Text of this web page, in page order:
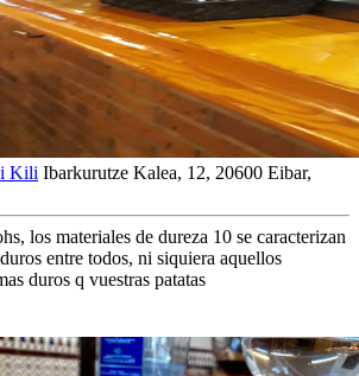
Kili Ibarkurutze Kalea, 12, 20600 Eibar,
los materiales de dureza 10 se caracterizan
entre todos, ni siquiera aquellos
duros q vuestras patatas